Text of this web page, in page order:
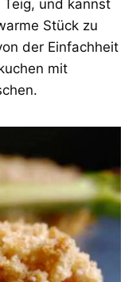
und kannst
Stück zu
der Einfachheit
mit